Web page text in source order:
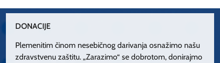
DONACIJE
Plemenitim činom nesebičnog darivanja osnažimo našu
zdravstvenu zaštitu. „Zarazimo“ se dobrotom, donirajmo